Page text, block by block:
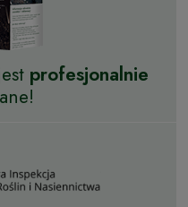
profesjonalnie